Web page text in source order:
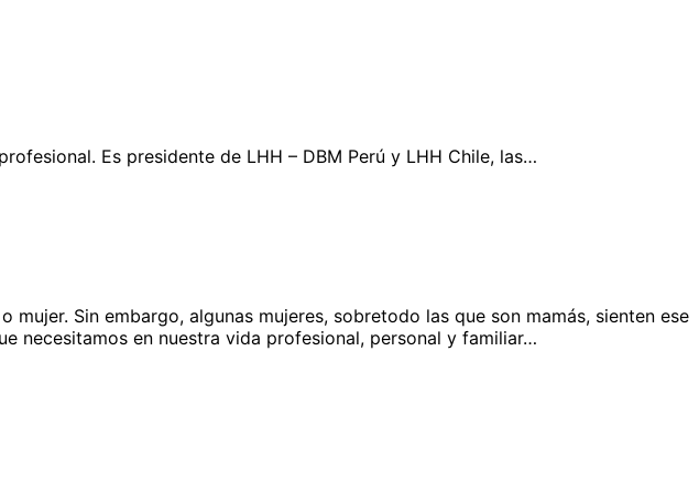
Es presidente de LHH – DBM Perú y LHH Chile, las…
Sin embargo, algunas mujeres, sobretodo las que son mamás, sienten ese
necesitamos en nuestra vida profesional, personal y familiar…